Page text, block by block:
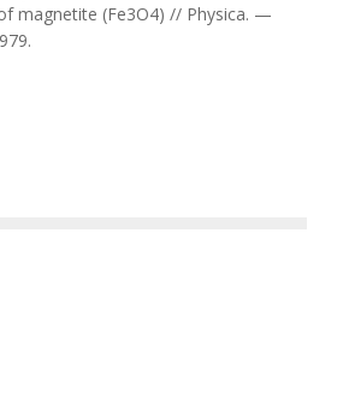
magnetite (Fe3O4) // Physica. —